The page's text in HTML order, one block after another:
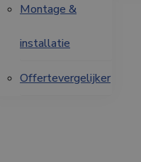
Montage &
installatie
Offertevergelijker